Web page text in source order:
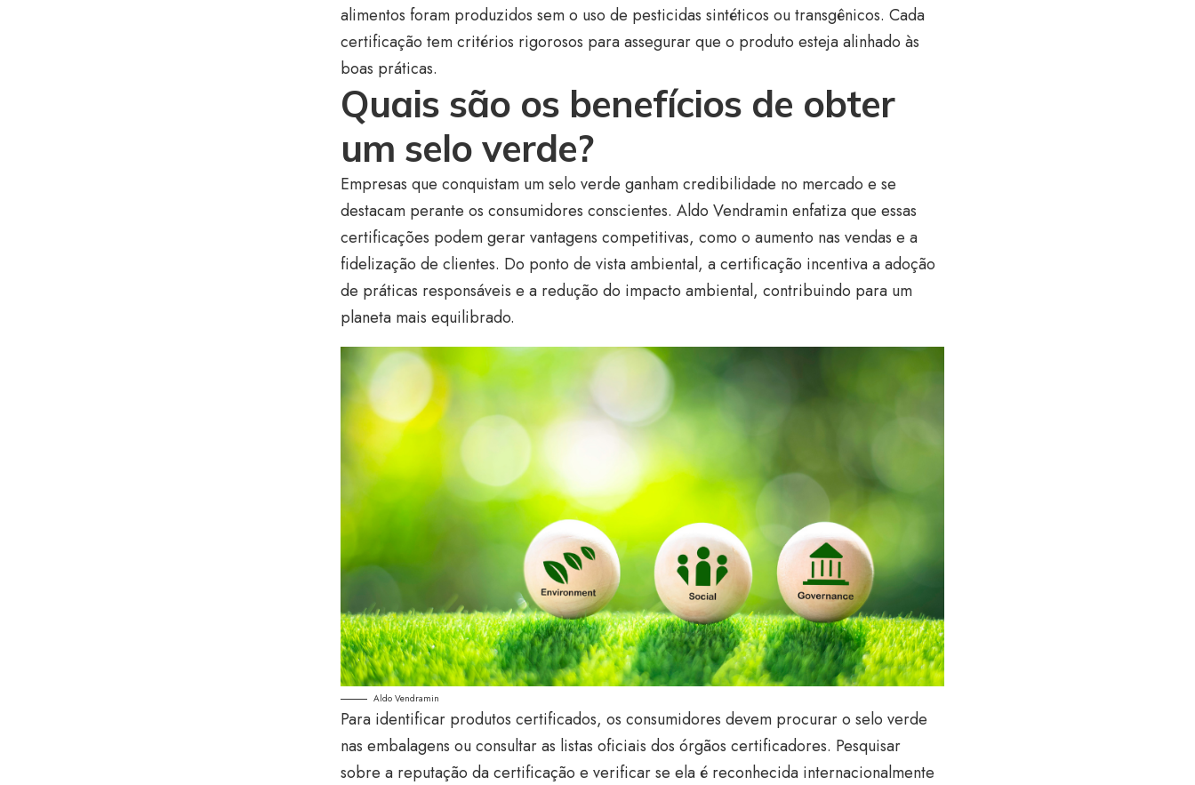
alimentos foram produzidos sem o uso de pesticidas sintéticos ou transgênicos. Cada
certificação tem critérios rigorosos para assegurar que o produto esteja alinhado às
boas práticas.
Quais são os benefícios de obter
um selo verde?
Empresas que conquistam um selo verde ganham credibilidade no mercado e se
destacam perante os consumidores conscientes. Aldo Vendramin enfatiza que essas
certificações podem gerar vantagens competitivas, como o aumento nas vendas e a
fidelização de clientes. Do ponto de vista ambiental, a certificação incentiva a adoção
de práticas responsáveis e a redução do impacto ambiental, contribuindo para um
planeta mais equilibrado.
Aldo Vendramin
Para identificar produtos certificados, os consumidores devem procurar o selo verde
nas embalagens ou consultar as listas oficiais dos órgãos certificadores. Pesquisar
sobre a reputação da certificação e verificar se ela é reconhecida internacionalmente